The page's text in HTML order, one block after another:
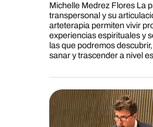
Michelle Medrez Flores La
transpersonal y su
arteterapia permiten vivir
experiencias espirituales y
las que podremos
sanar y trascender a nivel